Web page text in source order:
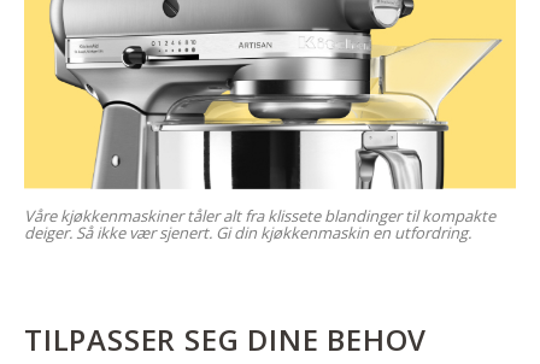
Våre kjøkkenmaskiner tåler alt fra klissete blandinger til kompakte
deiger. Så ikke vær sjenert. Gi din kjøkkenmaskin en utfordring.
TILPASSER SEG DINE BEHOV